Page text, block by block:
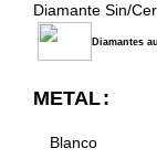
Diamante Sin/
Diamantes
METAL